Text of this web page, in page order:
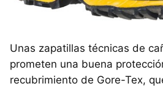
Unas zapatillas técnicas de
prometen una buena
recubrimiento de Gore-Tex,